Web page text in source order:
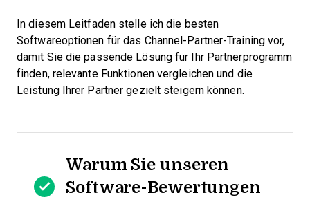
In diesem Leitfaden stelle ich die besten
Softwareoptionen für das Channel-Partner-Training vor,
damit Sie die passende Lösung für Ihr Partnerprogramm
finden, relevante Funktionen vergleichen und die
Leistung Ihrer Partner gezielt steigern können.
Warum Sie unseren
Software-Bewertungen